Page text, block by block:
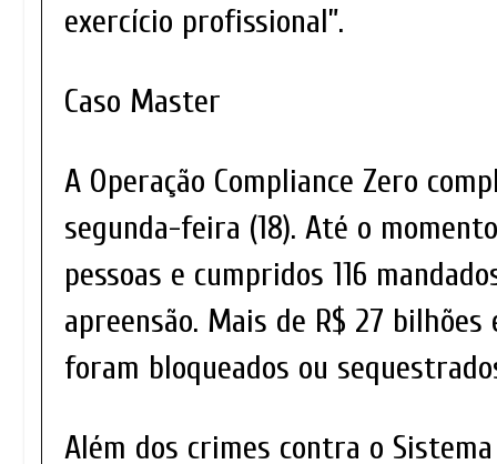
exercício profissional”.
Caso Master
A Operação Compliance Zero
segunda-feira (18). Até o
pessoas e cumpridos 116
apreensão. Mais de R$ 27
foram bloqueados ou
Além dos crimes contra o